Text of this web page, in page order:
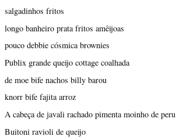
salgadinhos fritos
longo banheiro prata fritos amêijoas
pouco debbie cósmica brownies
Publix grande queijo cottage coalhada
de moe bife nachos billy barou
knorr bife fajita arroz
A cabeça de javali rachado pimenta moinho de peru
Buitoni ravioli de queijo